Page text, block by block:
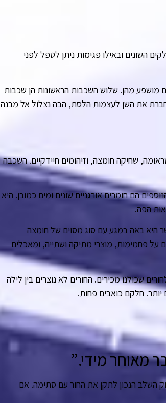
השונים ובאילו פגימות ניתן לטפל לפני
מושפע מהן. שלוש השכבות הראשונות הן שכבות
את השן לעצמות הלסת, הבה נצלול אל מבנה
שחיקה חומצה, וזיהומים חיידקיים. השכבה
האמייל היא החומר החזק ביותר בגוף האדם, היא מורכבת מ-96% מינרלים, ה-4% הנוספים הם חומרים אורגניים שונים ומים כמובן. היא
הפה.
היא באה במגע עם סוג מסוים של חומצה
על פחמימות, מוצרי מתיקה ושתייה, ומאכלים
שכולנו מכירים. החורים לא נוצרים בין לילה
חלקם כואבים פחות.
מאוחר מידי.”
השלב הנכון לתקן את החור עם סתימה. אם